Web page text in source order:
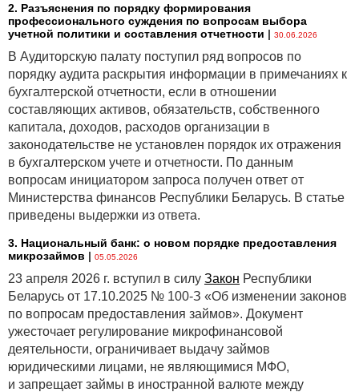
2. Разъяснения по порядку формирования
профессионального суждения по вопросам выбора
учетной политики и составления отчетности | 30.06.2026
В Аудиторскую палату поступил ряд вопросов по
порядку аудита раскрытия информации в примечаниях к
бухгалтерской отчетности, если в отношении
составляющих активов, обязательств, собственного
капитала, доходов, расходов организации в
законодательстве не установлен порядок их отражения
в бухгалтерском учете и отчетности. По данным
вопросам инициатором запроса получен ответ от
Министерства финансов Республики Беларусь. В статье
приведены выдержки из ответа.
3. Национальный банк: о новом порядке предоставления
микрозаймов | 05.05.2026
23 апреля 2026 г. вступил в силу Закон Республики
Беларусь от 17.10.2025 № 100-З «Об изменении законов
по вопросам предоставления займов». Документ
ужесточает регулирование микрофинансовой
деятельности, ограничивает выдачу займов
юридическими лицами, не являющимися МФО,
и запрещает займы в иностранной валюте между